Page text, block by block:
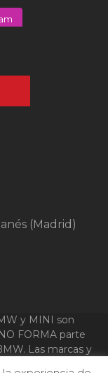
(Madrid)
y MINI son
FORMA parte
Las marcas y